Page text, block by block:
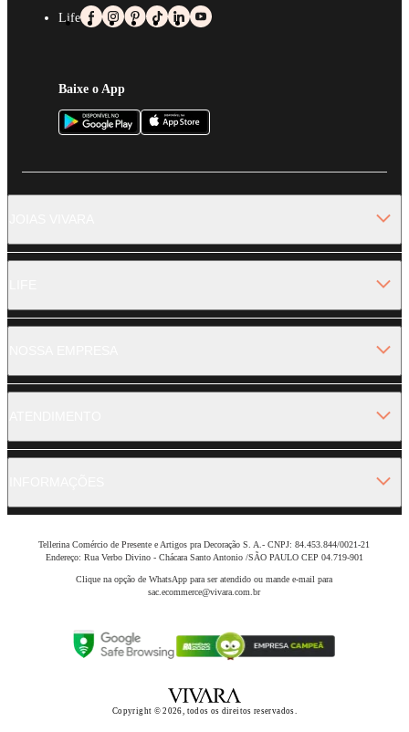
Life
Baixe o App
Tellerina Comércio de Presente e Artigos pra Decoração S. A.- CNPJ: 84.453.844/0021-21
Endereço: Rua Verbo Divino - Chácara Santo Antonio /SÃO PAULO CEP 04.719-901
Clique na opção de WhatsApp para ser atendido ou mande e-mail para
sac.ecommerce@vivara.com.br
Copyright © 2026, todos os direitos reservados.